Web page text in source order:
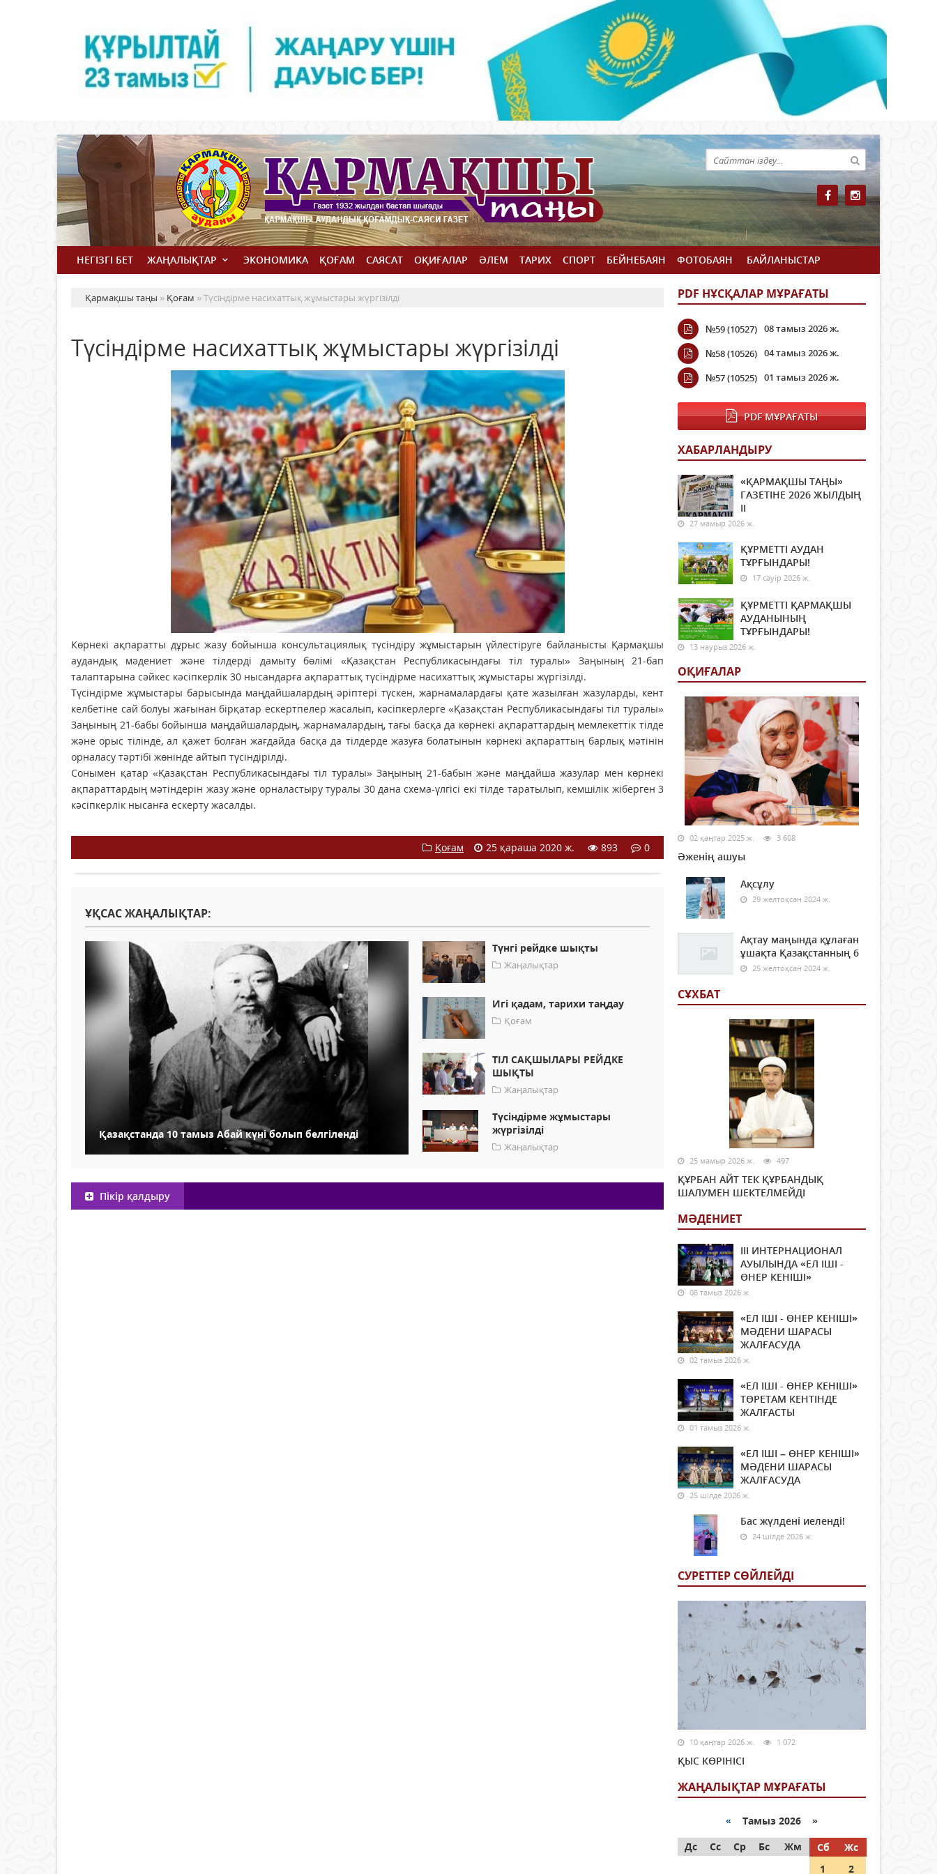
НЕГІЗГІ БЕТ ЖАҢАЛЫҚТАР ЭКОНОМИКА ҚОҒАМ САЯСАТ ОҚИҒАЛАР ӘЛЕМ ТАРИХ СПОРТ БЕЙНЕБАЯН ФОТОБАЯН БАЙЛАНЫСТАР
Қармақшы таңы » Қоғам » Түсіндірме насихаттық жұмыстары жүргізілді
Түсіндірме насихаттық жұмыстары жүргізілді
Көрнекі ақпаратты дұрыс жазу бойынша консультациялық түсіндіру жұмыстарын үйлестіруге байланысты Қармақшы
аудандық мәдениет және тілдерді дамыту бөлімі «Қазақстан Республикасындағы тіл туралы» Заңының 21-бап
талаптарына сәйкес кәсіпкерлік 30 нысандарға ақпараттық түсіндірме насихаттық жұмыстары жүргізілді.
Түсіндірме жұмыстары барысында маңдайшалардың әріптері түскен, жарнамалардағы қате жазылған жазуларды, кент
келбетіне сай болуы жағынан бірқатар ескертпелер жасалып, кәсіпкерлерге «Қазақстан Республикасындағы тіл туралы»
Заңының 21-бабы бойынша маңдайшалардың, жарнамалардың, тағы басқа да көрнекі ақпараттардың мемлекеттік тілде
және орыс тілінде, ал қажет болған жағдайда басқа да тілдерде жазуға болатынын көрнекі ақпараттың барлық мәтінін
орналасу тәртібі жөнінде айтып түсіндірілді.
Сонымен қатар «Қазақстан Республикасындағы тіл туралы» Заңының 21-бабын және маңдайша жазулар мен көрнекі
ақпараттардың мәтіндерін жазу және орналастыру туралы 30 дана схема-үлгісі екі тілде таратылып, кемшілік жіберген 3
кәсіпкерлік нысанға ескерту жасалды.
Қоғам 25 қараша 2020 ж. 893 0
ҰҚСАС ЖАҢАЛЫҚТАР:
Қазақстанда 10 тамыз Абай күні болып белгіленді
Түнгі рейдке шықты
Жаңалықтар
Игі қадам, тарихи таңдау
Қоғам
ТІЛ САҚШЫЛАРЫ РЕЙДКЕ
ШЫҚТЫ
Жаңалықтар
Түсіндірме жұмыстары
жүргізілді
Жаңалықтар
Пікір қалдыру
PDF НҰСҚАЛАР МҰРАҒАТЫ
№59 (10527) 08 тамыз 2026 ж.
№58 (10526) 04 тамыз 2026 ж.
№57 (10525) 01 тамыз 2026 ж.
PDF МҰРАҒАТЫ
ХАБАРЛАНДЫРУ
«ҚАРМАҚШЫ ТАҢЫ»
ГАЗЕТІНЕ 2026 ЖЫЛДЫҢ
ІI
27 мамыр 2026 ж.
ҚҰРМЕТТІ АУДАН
ТҰРҒЫНДАРЫ!
17 сәуір 2026 ж.
ҚҰРМЕТТІ ҚАРМАҚШЫ
АУДАНЫНЫҢ
ТҰРҒЫНДАРЫ!
13 наурыз 2026 ж.
ОҚИҒАЛАР
02 қаңтар 2025 ж. 3 608
Әженің ашуы
Ақсұлу
29 желтоқсан 2024 ж.
Ақтау маңында құлаған
ұшақта Қазақстанның 6
25 желтоқсан 2024 ж.
СҰХБАТ
25 мамыр 2026 ж. 497
ҚҰРБАН АЙТ ТЕК ҚҰРБАНДЫҚ
ШАЛУМЕН ШЕКТЕЛМЕЙДІ
МӘДЕНИЕТ
ІІІ ИНТЕРНАЦИОНАЛ
АУЫЛЫНДА «ЕЛ ІШІ -
ӨНЕР КЕНІШІ»
08 тамыз 2026 ж.
«ЕЛ ІШІ - ӨНЕР КЕНІШІ»
МӘДЕНИ ШАРАСЫ
ЖАЛҒАСУДА
02 тамыз 2026 ж.
«ЕЛ ІШІ - ӨНЕР КЕНІШІ»
ТӨРЕТАМ КЕНТІНДЕ
ЖАЛҒАСТЫ
01 тамыз 2026 ж.
«ЕЛ ІШІ – ӨНЕР КЕНІШІ»
МӘДЕНИ ШАРАСЫ
ЖАЛҒАСУДА
25 шілде 2026 ж.
Бас жүлдені иеленді!
24 шілде 2026 ж.
СУРЕТТЕР СӨЙЛЕЙДI
10 қаңтар 2026 ж. 1 072
ҚЫС КӨРІНІСІ
ЖАҢАЛЫҚТАР МҰРАҒАТЫ
« Тамыз 2026 »
Дс
Сс Ср Бс Жм Сб
Жс
1
2